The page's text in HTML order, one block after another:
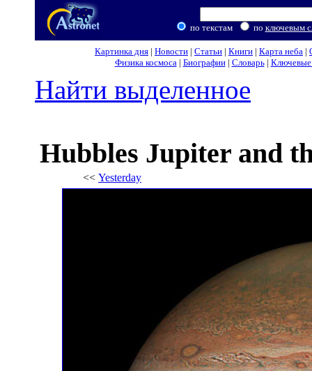
по текстам по ключевым
Картинка дня | Новости | Статьи | Книги | Карта неба |
Физика космоса| Биографии| Словарь| Ключевые
Найти выделенное
Hubbles Jupiter and
<< Yesterday